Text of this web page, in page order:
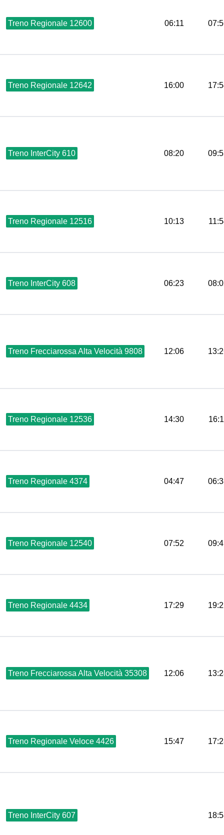
Treno Regionale 12600 06:11
Treno Regionale 12642 16:00
Treno InterCity 610 08:20
Treno Regionale 12516 10:13
Treno InterCity 608 06:23
Treno Frecciarossa Alta Velocità 9808 12:06
Treno Regionale 12536 14:30
Treno Regionale 4374 04:47
Treno Regionale 12540 07:52
Treno Regionale 4434 17:29
Treno Frecciarossa Alta Velocità 35308 12:06
Treno Regionale Veloce 4426 15:47
Treno InterCity 607